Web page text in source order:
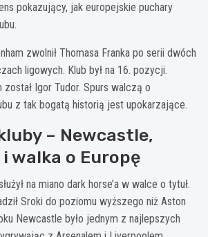
pokazujący, jak europejskie puchary
zwolnił Thomasa Franka po serii dwóch
ligowych. Klub był na 16. pozycji.
Igor Tudor. Spurs walczą o
z tak bogatą historią jest upokarzające.
– Newcastle,
walka o Europę
na miano dark horse’a w walce o tytuł.
Sroki do poziomu wyższego niż Aston
Newcastle było jednym z najlepszych